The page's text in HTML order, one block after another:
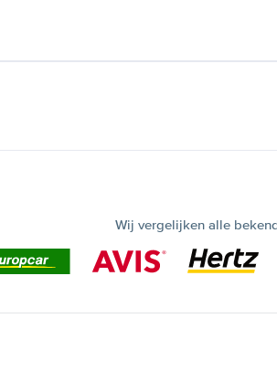
Wij vergelijken alle